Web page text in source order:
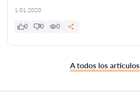
1.01.2020
0 0 0
A todos los artículos